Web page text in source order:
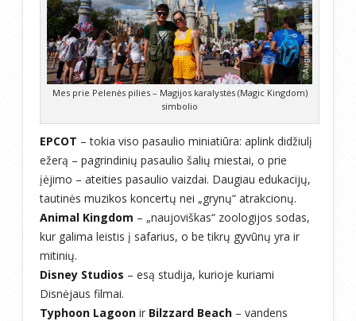
Mes prie Pelenės pilies – Magijos karalystės (Magic Kingdom)
simbolio
EPCOT – tokia viso pasaulio miniatiūra: aplink didžiulį
ežerą – pagrindinių pasaulio šalių miestai, o prie
įėjimo – ateities pasaulio vaizdai. Daugiau edukacijų,
tautinės muzikos koncertų nei „grynų“ atrakcionų.
Animal Kingdom – „naujoviškas“ zoologijos sodas,
kur galima leistis į safarius, o be tikrų gyvūnų yra ir
mitinių.
Disney Studios – esą studija, kurioje kuriami
Disnėjaus filmai.
Typhoon Lagoon ir Bilzzard Beach – vandens